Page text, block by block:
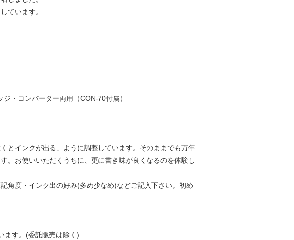
ています。
・コンバーター両用（CON‐70付属）
とインクが出る」ように調整しています。そのままでも万年
。お使いいただくうちに、更に書き味が良くなるのを体験し
角度・インク出の好み(多め少なめ)などご記入下さい。初め
ます。(委託販売は除く)